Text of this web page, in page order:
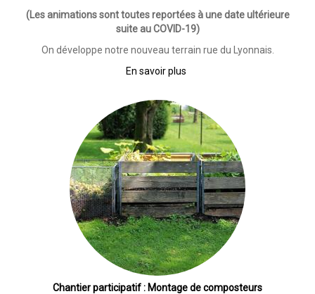
(Les animations sont toutes reportées à une date ultérieure
suite au COVID-19)
On développe notre nouveau terrain rue du Lyonnais.
En savoir plus
:
Composteurs
Chantier participatif : Montage de composteurs